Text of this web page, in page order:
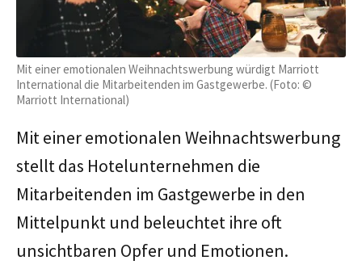
Mit einer emotionalen Weihnachtswerbung würdigt Marriott
International die Mitarbeitenden im Gastgewerbe. (Foto: ©
Marriott International)
Mit einer emotionalen Weihnachtswerbung
stellt das Hotelunternehmen die
Mitarbeitenden im Gastgewerbe in den
Mittelpunkt und beleuchtet ihre oft
unsichtbaren Opfer und Emotionen.